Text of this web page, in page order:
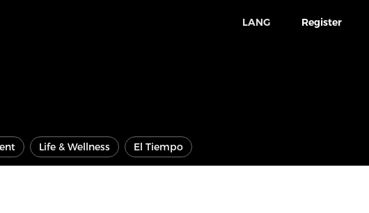
LANG Register
Life & Wellness El Tiempo